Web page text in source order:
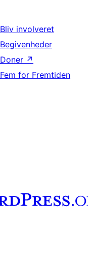
Bliv involveret
Begivenheder
Doner ↗
Fem for Fremtiden